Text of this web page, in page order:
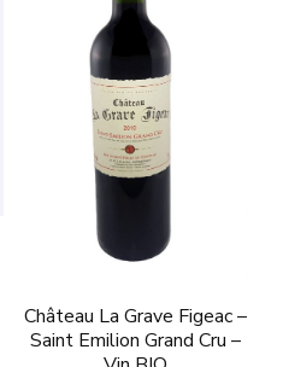
variations.
Les
options
peuvent
être
sur
page
du
Château La Grave Figeac –
Saint Emilion Grand Cru –